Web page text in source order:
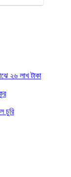
২৬ লাখ টাকা
চুরি